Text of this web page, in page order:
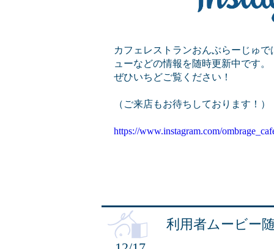
カフェレストランおんぶらーじゅ
ューなどの情報を随時更新中です。
ぜひいちどご覧ください！
（ご来店もお待ちしております！）
https://www.instagram.com/
利用者ムービー